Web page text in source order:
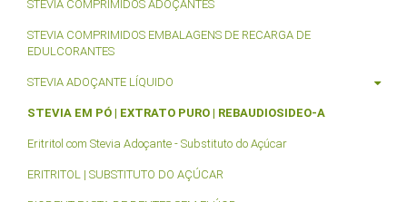
STEVIA COMPRIMIDOS ADOÇANTES
STEVIA COMPRIMIDOS EMBALAGENS DE RECARGA DE
EDULCORANTES
STEVIA ADOÇANTE LÍQUIDO
STEVIA EM PÓ | EXTRATO PURO | REBAUDIOSIDEO-A
Eritritol com Stevia Adoçante - Substituto do Açúcar
ERITRITOL | SUBSTITUTO DO AÇÚCAR